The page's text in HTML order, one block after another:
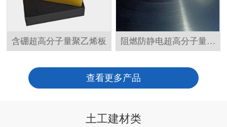
含硼超高分子量聚乙烯板
阻燃防静电超高分子量聚
查看更多产品
土工建材类